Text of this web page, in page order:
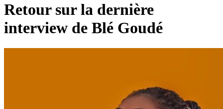
Retour sur la dernière
interview de Blé Goudé